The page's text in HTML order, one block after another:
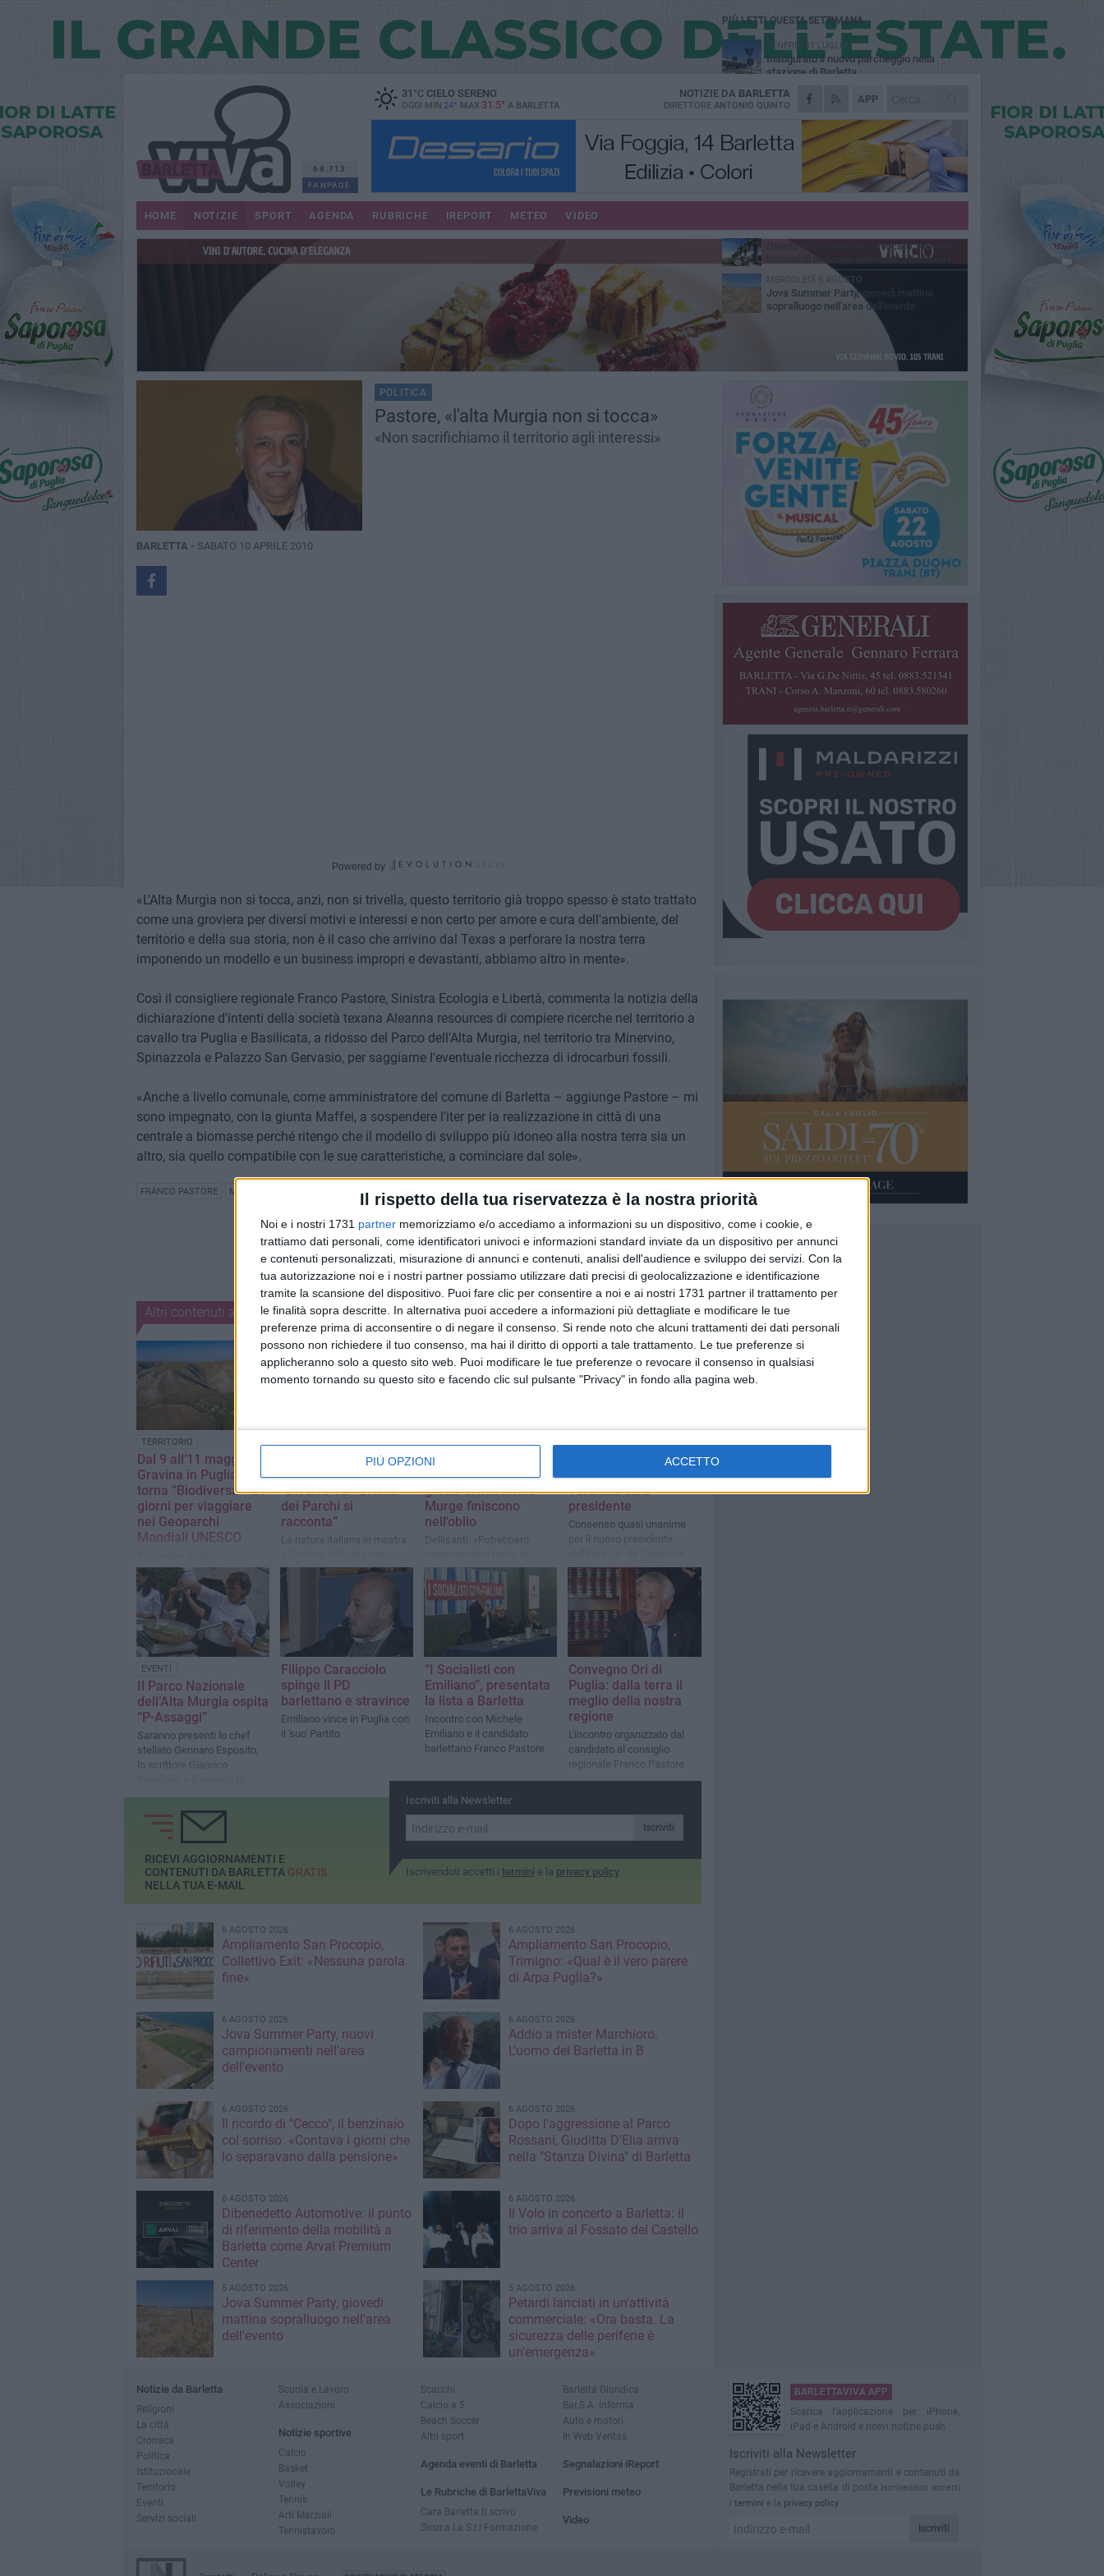
Il rispetto della tua riservatezza è la nostra priorità
Noi e i nostri 1731 partner memorizziamo e/o accediamo a informazioni su un dispositivo, come i cookie, e
trattiamo dati personali, come identificatori univoci e informazioni standard inviate da un dispositivo per annunci
e contenuti personalizzati, misurazione di annunci e contenuti, analisi dell'audience e sviluppo dei servizi. Con la
tua autorizzazione noi e i nostri partner possiamo utilizzare dati precisi di geolocalizzazione e identificazione
tramite la scansione del dispositivo. Puoi fare clic per consentire a noi e ai nostri 1731 partner il trattamento per
le finalità sopra descritte. In alternativa puoi accedere a informazioni più dettagliate e modificare le tue
preferenze prima di acconsentire o di negare il consenso. Si rende noto che alcuni trattamenti dei dati personali
possono non richiedere il tuo consenso, ma hai il diritto di opporti a tale trattamento. Le tue preferenze si
applicheranno solo a questo sito web. Puoi modificare le tue preferenze o revocare il consenso in qualsiasi
momento tornando su questo sito e facendo clic sul pulsante "Privacy" in fondo alla pagina web.
PIÙ OPZIONI ACCETTO
68.713
FANPAGE
31 °CCIELO SERENO
OGGI MIN 24° MAX 31.5° A BARLETTA
APP
NOTIZIE DA BARLETTA
DIRETTORE ANTONIO QUINTO
HOME NOTIZIE SPORT AGENDA RUBRICHE IREPORT METEO VIDEO
POLITICA
Pastore, «l'alta Murgia non si tocca»
«Non sacrifichiamo il territorio agli interessi»
BARLETTA - SABATO 10 APRILE 2010
Powered by
«L'Alta Murgia non si tocca, anzi, non si trivella, questo territorio già troppo spesso è stato trattato
come una groviera per diversi motivi e interessi e non certo per amore e cura dell'ambiente, del
territorio e della sua storia, non è il caso che arrivino dal Texas a perforare la nostra terra
imponendo un modello e un business impropri e devastanti, abbiamo altro in mente».
Così il consigliere regionale Franco Pastore, Sinistra Ecologia e Libertà, commenta la notizia della
dichiarazione d'intenti della società texana Aleanna resources di compiere ricerche nel territorio a
cavallo tra Puglia e Basilicata, a ridosso del Parco dell'Alta Murgia, nel territorio tra Minervino,
Spinazzola e Palazzo San Gervasio, per saggiarne l'eventuale ricchezza di idrocarburi fossili.
«Anche a livello comunale, come amministratore del comune di Barletta – aggiunge Pastore – mi
sono impegnato, con la giunta Maffei, a sospendere l'iter per la realizzazione in città di una
centrale a biomasse perché ritengo che il modello di sviluppo più idoneo alla nostra terra sia un
altro, sia quello compatibile con le sue caratteristiche, a cominciare dal sole».
FRANCO PASTORE MURGIA PARCO NAZIONALE DELL'ALTA MURGIA
Altri contenuti a tema
TERRITORIO
Dal 9 all’11 maggio a
Gravina in Puglia
torna “Biodiversa”: tre
giorni per viaggiare
nei Geoparchi
Mondiali UNESCO
dedicata alle aree protette
italiane, promossa dal Parco
Nazionale dell’Alta Murgia
conferenza stampa
“Biodiversa - L’Italia
dei Parchi si
racconta”
La natura italiana in mostra
celebrare i 20 anni del Parco
Nazionale dell’Alta Murgia
Chiuse e trattate
come discariche, le
grotte di Minervino
Murge finiscono
nell'oblio
Dellisanti: «Potrebbero
attrazione per il turismo
speleologico»
dell'Alta Murgia,
Tarantini sarà
presidente
Consenso quasi unanime
per il nuovo presidente
Senato
EVENTI
Il Parco Nazionale
dell’Alta Murgia ospita
“P-Assaggi”
Saranno presenti lo chef
stellato Gennaro Esposito,
lo scrittore Gianrico
Filippo Caracciolo
spinge il PD
barlettano e stravince
Emiliano vince in Puglia con
il 'suo' Partito
“I Socialisti con
Emiliano”, presentata
la lista a Barletta
Incontro con Michele
Emiliano e il candidato
barlettano Franco Pastore
Convegno Ori di
Puglia: dalla terra il
meglio della nostra
regione
L'incontro organizzato dal
candidato al consiglio
regionale Franco Pastore
Iscriviti alla Newsletter
Iscriviti
Iscrivendoti accetti i termini e la privacy policy
RICEVI AGGIORNAMENTI E
CONTENUTI DA BARLETTA GRATIS
NELLA TUA E-MAIL
6 AGOSTO 2026
Ampliamento San Procopio,
Collettivo Exit: «Nessuna parola
fine»
6 AGOSTO 2026
Ampliamento San Procopio,
Trimigno: «Qual è il vero parere
di Arpa Puglia?»
6 AGOSTO 2026
Jova Summer Party, nuovi
campionamenti nell'area
dell'evento
6 AGOSTO 2026
Addio a mister Marchioro.
L'uomo del Barletta in B
6 AGOSTO 2026
Il ricordo di "Cecco", il benzinaio
col sorriso: «Contava i giorni che
lo separavano dalla pensione»
6 AGOSTO 2026
Dopo l'aggressione al Parco
Rossani, Giuditta D'Elia arriva
nella "Stanza Divina" di Barletta
6 AGOSTO 2026
Dibenedetto Automotive: il punto
di riferimento della mobilità a
Barletta come Arval Premium
Center
6 AGOSTO 2026
Il Volo in concerto a Barletta: il
trio arriva al Fossato del Castello
5 AGOSTO 2026
Jova Summer Party, giovedì
mattina sopralluogo nell'area
dell'evento
5 AGOSTO 2026
Petardi lanciati in un'attività
commerciale: «Ora basta. La
sicurezza delle periferie è
un'emergenza»
PIÙ LETTI QUESTA SETTIMANA
VENERDÌ 31 LUGLIO
Inaugurato il nuovo parcheggio nella
stazione di Barletta
MERCOLEDÌ 5 AGOSTO
Barletta piange Gioacchino Dagnello:
64enne barlettano investito all'alba a Trani
GIOVEDÌ 30 LUGLIO
Rapina all'Ipercoop di Barletta: nel mirino la
gioielleria, banditi in fuga
DOMENICA 2 AGOSTO
Beni confiscati alla mafia. Nasce il servizio
VENERDÌ 31 LUGLIO
Divieto di balneazione revocato, tornano
balneabili le acque antistanti il Canale H
MERCOLEDÌ 5 AGOSTO
Jova Summer Party, giovedì mattina
sopralluogo nell'area dell'evento
Notizie da Barletta
Religioni
La città
Cronaca
Politica
Istituzionale
Territorio
Eventi
Servizi sociali
Scuola e Lavoro
Associazioni
Notizie sportive
Calcio
Basket
Volley
Tennis
Arti Marziali
Tennistavolo
Scacchi
Calcio a 5
Beach Soccer
Altri sport
Agenda eventi di Barletta
Le Rubriche di BarlettaViva
Cara Barletta ti scrivo
Sicur.a.l.a S.r.l Formazione
Barletta Giuridica
Bar.S.A. informa
Auto e motori
In Web Veritas
Segnalazioni iReport
Previsioni meteo
Video
BARLETTAVIVA APP
Scarica l'applicazione per iPhone,
iPad e Android e ricevi notizie push
Iscriviti alla Newsletter
Registrati per ricevere aggiornamenti e contenuti da
Barletta nella tua casella di posta
Iscrivendoti accetti
i termini e la privacy policy
Iscriviti